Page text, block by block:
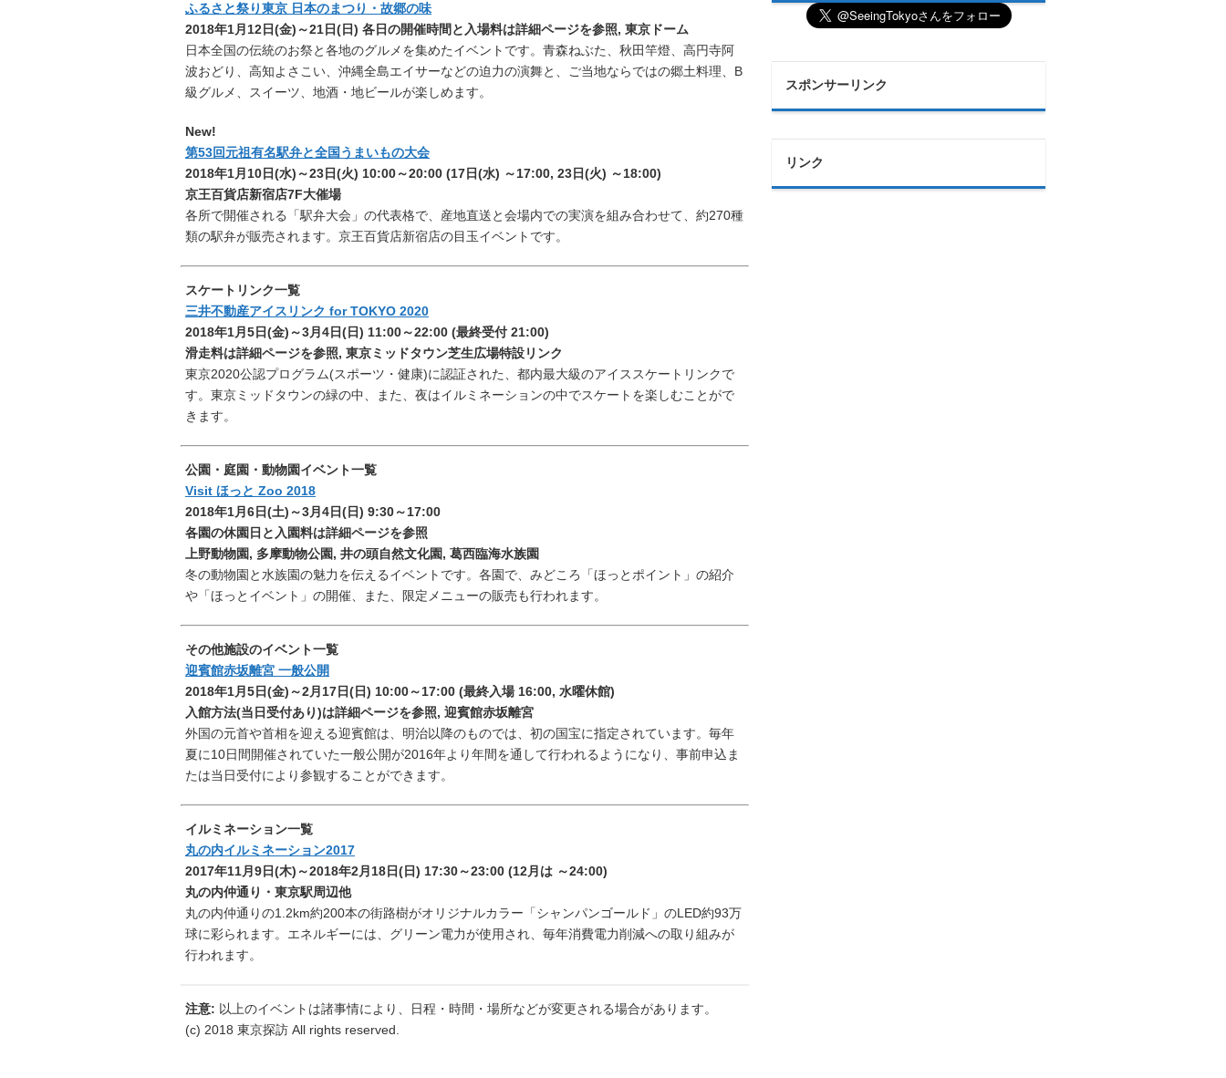
ふるさと祭り東京 日本のまつり・故郷の味
2018年1月12日(金)～21日(日) 各日の開催時間と入場料は詳細ページを参照, 東京ドーム
日本全国の伝統のお祭と各地のグルメを集めたイベントです。青森ねぶた、秋田竿燈、高円寺阿
波おどり、高知よさこい、沖縄全島エイサーなどの迫力の演舞と、ご当地ならではの郷土料理、B
級グルメ、スイーツ、地酒・地ビールが楽しめます。
New!
第53回元祖有名駅弁と全国うまいもの大会
2018年1月10日(水)～23日(火) 10:00～20:00 (17日(水) ～17:00, 23日(火) ～18:00)
京王百貨店新宿店7F大催場
各所で開催される「駅弁大会」の代表格で、産地直送と会場内での実演を組み合わせて、約270種
類の駅弁が販売されます。京王百貨店新宿店の目玉イベントです。
スケートリンク一覧
三井不動産アイスリンク for TOKYO 2020
2018年1月5日(金)～3月4日(日) 11:00～22:00 (最終受付 21:00)
滑走料は詳細ページを参照, 東京ミッドタウン芝生広場特設リンク
東京2020公認プログラム(スポーツ・健康)に認証された、都内最大級のアイススケートリンクで
す。東京ミッドタウンの緑の中、また、夜はイルミネーションの中でスケートを楽しむことがで
きます。
公園・庭園・動物園イベント一覧
Visit ほっと Zoo 2018
2018年1月6日(土)～3月4日(日) 9:30～17:00
各園の休園日と入園料は詳細ページを参照
上野動物園, 多摩動物公園, 井の頭自然文化園, 葛西臨海水族園
冬の動物園と水族園の魅力を伝えるイベントです。各園で、みどころ「ほっとポイント」の紹介
や「ほっとイベント」の開催、また、限定メニューの販売も行われます。
その他施設のイベント一覧
迎賓館赤坂離宮 一般公開
2018年1月5日(金)～2月17日(日) 10:00～17:00 (最終入場 16:00, 水曜休館)
入館方法(当日受付あり)は詳細ページを参照, 迎賓館赤坂離宮
外国の元首や首相を迎える迎賓館は、明治以降のものでは、初の国宝に指定されています。毎年
夏に10日間開催されていた一般公開が2016年より年間を通して行われるようになり、事前申込ま
たは当日受付により参観することができます。
イルミネーション一覧
丸の内イルミネーション2017
2017年11月9日(木)～2018年2月18日(日) 17:30～23:00 (12月は ～24:00)
丸の内仲通り・東京駅周辺他
丸の内仲通りの1.2km約200本の街路樹がオリジナルカラー「シャンパンゴールド」のLED約93万
球に彩られます。エネルギーには、グリーン電力が使用され、毎年消費電力削減への取り組みが
行われます。
注意: 以上のイベントは諸事情により、日程・時間・場所などが変更される場合があります。
(c) 2018 東京探訪 All rights reserved.
スポンサーリンク
リンク